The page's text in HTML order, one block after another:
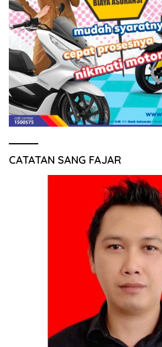
CATATAN SANG FAJAR